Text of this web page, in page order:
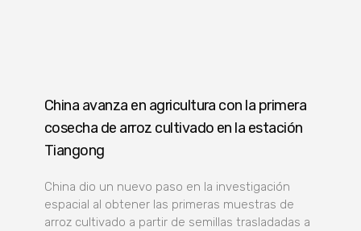
China avanza en agricultura con la primera
cosecha de arroz cultivado en la estación
Tiangong
China dio un nuevo paso en la investigación
espacial al obtener las primeras muestras de
arroz cultivado a partir de semillas trasladadas a